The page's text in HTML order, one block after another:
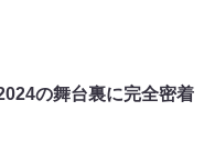
の舞台裏に完全密着